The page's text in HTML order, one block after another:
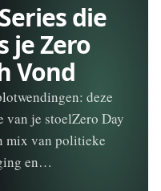
die
je Zero
Vond
deze
van je stoelZero Day
mix van politieke
en…